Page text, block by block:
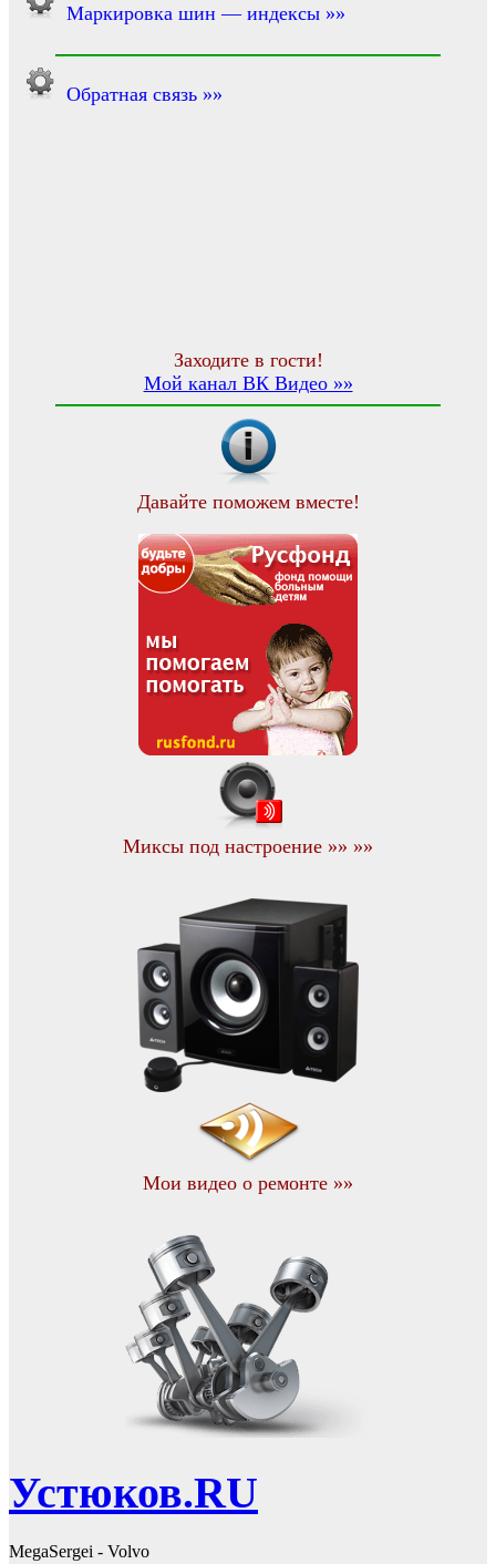
Маркировка шин — индексы »»
Обратная связь »»
Заходите в гости!
Мой канал ВК Видео »»
Давайте поможем вместе!
Миксы под настроение »» »»
Мои видео о ремонте »»
Устюков.RU
MegaSergei - Volvo